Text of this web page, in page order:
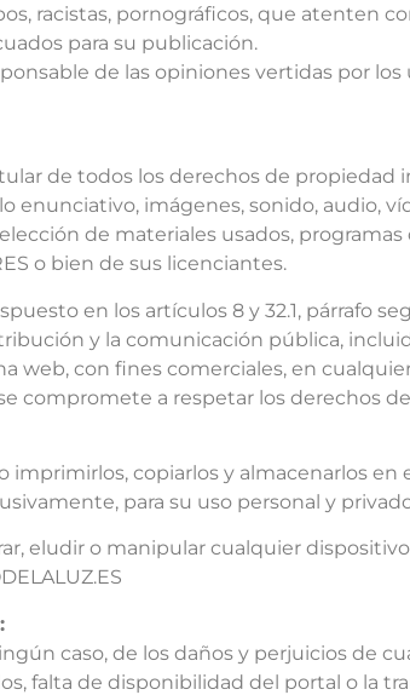
racistas, pornográficos, que atenten
para su publicación.
de las opiniones vertidas por
de todos los derechos de
imágenes, sonido, audio,
de materiales usados,
o bien de sus licenciantes.
en los artículos 8 y 32.1, párrafo
y la comunicación pública,
web, con fines comerciales, en
se compromete a respetar los
imprimirlos, copiarlos y almacenarlos
para su uso personal y
eludir o manipular cualquier
caso, de los daños y perjuicios de
falta de disponibilidad del portal o la